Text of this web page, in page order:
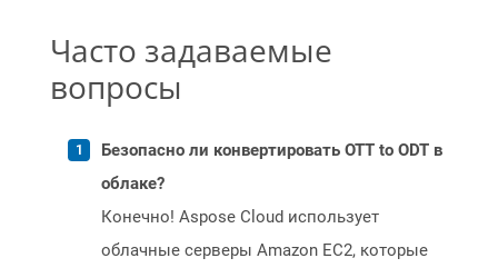
Часто задаваемые
вопросы
Безопасно ли конвертировать OTT to ODT в
облаке?
Конечно! Aspose Cloud использует
облачные серверы Amazon EC2, которые